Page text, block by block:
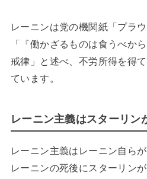
レーニンは党の機関紙「プラ
「『働かざるものは食うべか
戒律」と述べ、不労所得を得
ています。
レーニン主義はスターリン
レーニン主義はレーニン自ら
レーニンの死後にスターリン